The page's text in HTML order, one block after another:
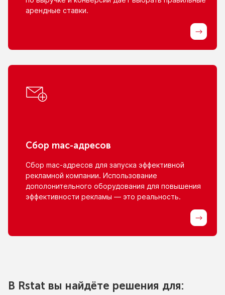
арендные ставки.
Сбор mac-адресов
Сбор mac-адресов для запуска эффективной
рекламной компании. Использование
дополонительного оборудования для повышения
эффективности рекламы — это реальность.
В Rstat вы найдёте решения для: